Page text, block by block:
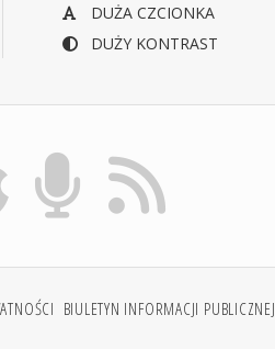
DUŻA CZCIONKA
DUŻY KONTRAST
BIULETYN INFORMACJI PUBLICZNEJ